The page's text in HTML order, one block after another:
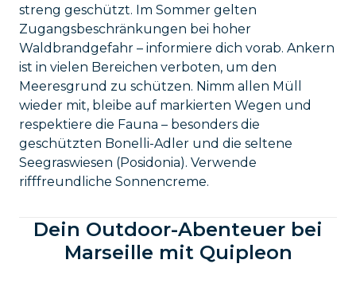
streng geschützt. Im Sommer gelten
Zugangsbeschränkungen bei hoher
Waldbrandgefahr – informiere dich vorab. Ankern
ist in vielen Bereichen verboten, um den
Meeresgrund zu schützen. Nimm allen Müll
wieder mit, bleibe auf markierten Wegen und
respektiere die Fauna – besonders die
geschützten Bonelli-Adler und die seltene
Seegraswiesen (Posidonia). Verwende
rifffreundliche Sonnencreme.
Dein Outdoor-Abenteuer bei
Marseille mit Quipleon